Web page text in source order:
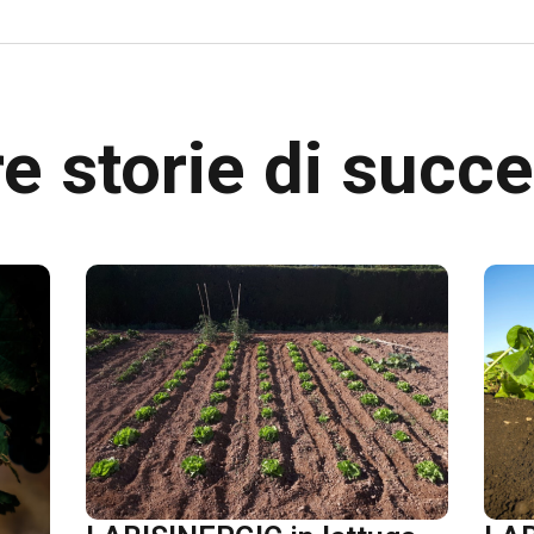
storie di